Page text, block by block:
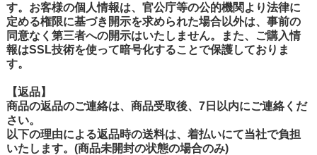
す。お客様の個人情報は、官公庁等の公的機関より法律に
定める権限に基づき開示を求められた場合以外は、事前の
同意なく第三者への開示はいたしません。また、ご購入情
報はSSL技術を使って暗号化することで保護しておりま
す。
【返品】
商品の返品のご連絡は、商品受取後、7日以内にご連絡くだ
さい。
以下の理由による返品時の送料は、着払いにて当社で負担
いたします。(商品未開封の状態の場合のみ)